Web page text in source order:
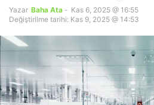
Yazar Baha Ata - Kas 6, 2025 @ 16:55
Değiştirilme tarihi: Kas 9, 2025 @ 14:53